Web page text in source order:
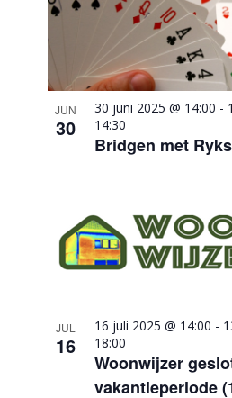
JUN
30
Bridgen met Ryks
30 juni 2025 @ 14:00 -
14:30
JUL
16
Woonwijzer
vakantieperiode
16 juli 2025 @ 14:00 -
18:00